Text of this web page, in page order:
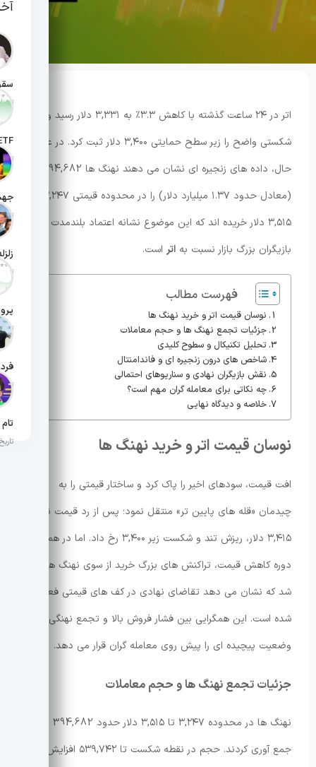
تاریخ
تاریخ
تاریخ
تاریخ
تاریخ
تاریخ
تاریخ
اتر در ۲۴ ساعت گذشته با کاهش ۳.۳٪ به ۳,۳۳۱ دلار رسید و
شکستی واضح را زیر سطح حمایتی ۳,۴۰۰ دلار ثبت کرد. در عین
۳,۵۱۵ دلار خریده اند که این موضوع نشانه اعتماد بلندمدت
بازیگران بزرگ بازار نسبت به اتر است.
فهرست مطالب
نوسان قیمت اتر و خرید نهنگ ها
جزئیات تجمع نهنگ ها و حجم معاملات
تحلیل تکنیکال و سطوح کلیدی
شاخص های درون زنجیره ای و فاندامنتال
نقش بازیگران نهادی و سناریوهای احتمالی
چه نکاتی برای معامله گران مهم است؟
خلاصه و دیدگاه نهایی
نوسان قیمت اتر و خرید نهنگ ها
افت قیمت، سودهای اخیر را پاک کرد و ساختار قیمتی را به
چیدمان «قله های پایین تر» منتقل نمود؛ پس از رد قیمت نزدیک
۳,۴۱۵ دلار، ریزش تند و شکست زیر ۳,۴۰۰ رخ داد. اما در همان
دوره کاهش قیمت، تراکنش های بزرگ خرید از سوی نهنگ ها ثبت
شد که نشان می دهد تقاضای نهادی در کف های قیمتی فعال
شده است. این همگرایی بین فشار فروش بالا و تجمع نهنگی،
وضعیت پیچیده ای را پیش روی معامله گران قرار می دهد.
جزئیات تجمع نهنگ ها و حجم معاملات
جمع آوری کردند. حجم در نقطه شکست تا ۵۳۹,۷۴۲ افزایش